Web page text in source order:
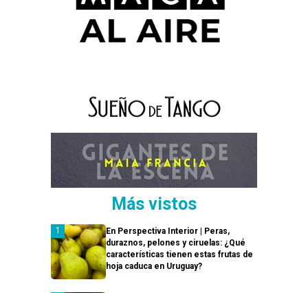
Más vistos
En Perspectiva Interior | Peras,
duraznos, pelones y ciruelas: ¿Qué
características tienen estas frutas de
hoja caduca en Uruguay?